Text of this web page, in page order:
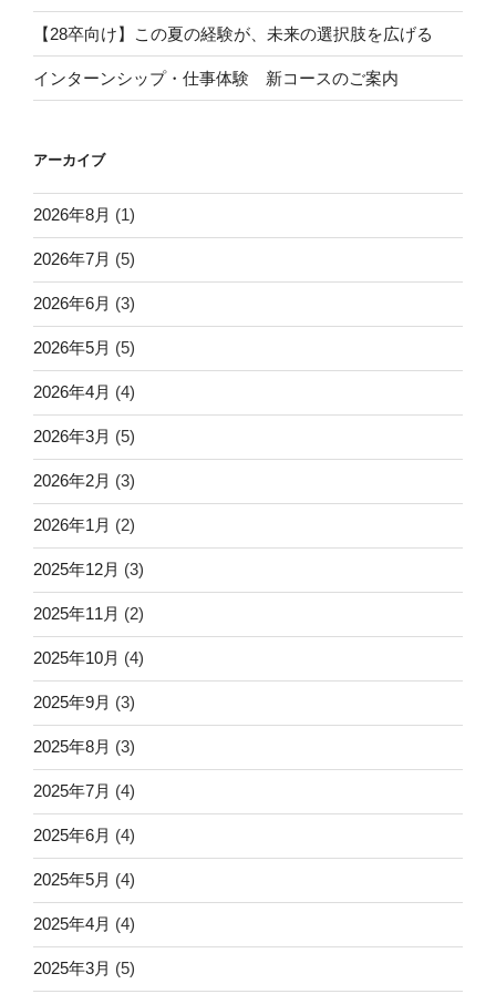
【28卒向け】この夏の経験が、未来の選択肢を広げる
インターンシップ・仕事体験 新コースのご案内
アーカイブ
2026年8月 (1)
2026年7月 (5)
2026年6月 (3)
2026年5月 (5)
2026年4月 (4)
2026年3月 (5)
2026年2月 (3)
2026年1月 (2)
2025年12月 (3)
2025年11月 (2)
2025年10月 (4)
2025年9月 (3)
2025年8月 (3)
2025年7月 (4)
2025年6月 (4)
2025年5月 (4)
2025年4月 (4)
2025年3月 (5)